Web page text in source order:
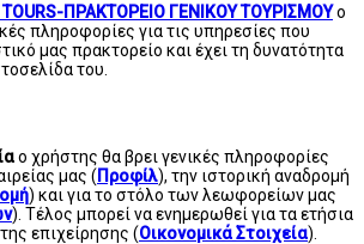
TOURS-ΠΡΑΚΤΟΡΕΙΟ ΓΕΝΙΚΟΥ ΤΟΥΡΙΣΜΟΥο
πληροφορίες για τις υπηρεσίες που
μας πρακτορείο και έχει τη δυνατότητα
του.
ο χρήστης θα βρει γενικές πληροφορίες
μας (Προφίλ), την ιστορική αναδρομή
) και για το στόλο των λεωφορείων μας
). Τέλος μπορεί να ενημερωθεί για τα ετήσια
επιχείρησης (Οικονομικά Στοιχεία).